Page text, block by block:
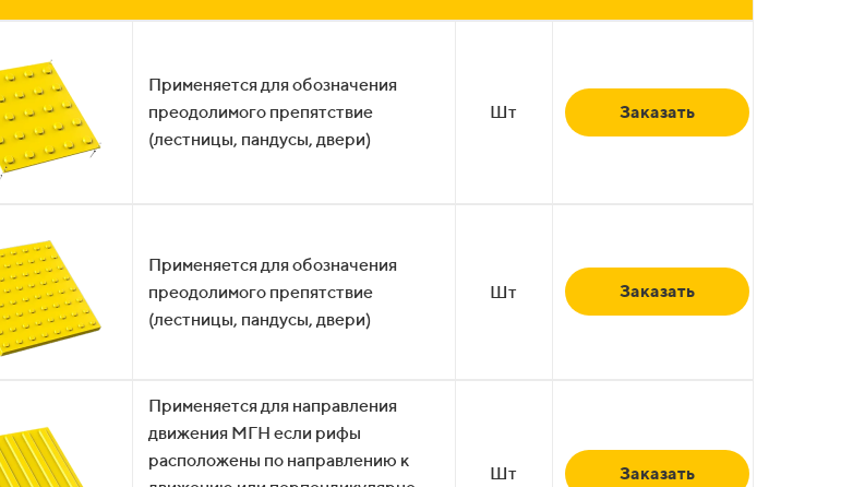
Применяется для обозначения
преодолимого препятствие
(лестницы, пандусы, двери)
Шт Заказать
Применяется для обозначения
преодолимого препятствие
(лестницы, пандусы, двери)
Шт Заказать
Применяется для направления
движения МГН если рифы
расположены по направлению к
Шт Заказать